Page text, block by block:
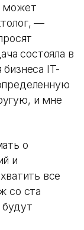
может
—
состояла в
IT-
и мне
о
и
все
со ста